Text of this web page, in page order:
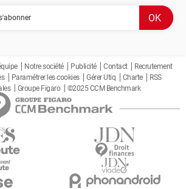
Notre société Publicité Contact
Recrutement
Paramétrer les cookies Gérer Utiq Charte
RSS
Groupe Figaro ©2025 CCM Benchmark